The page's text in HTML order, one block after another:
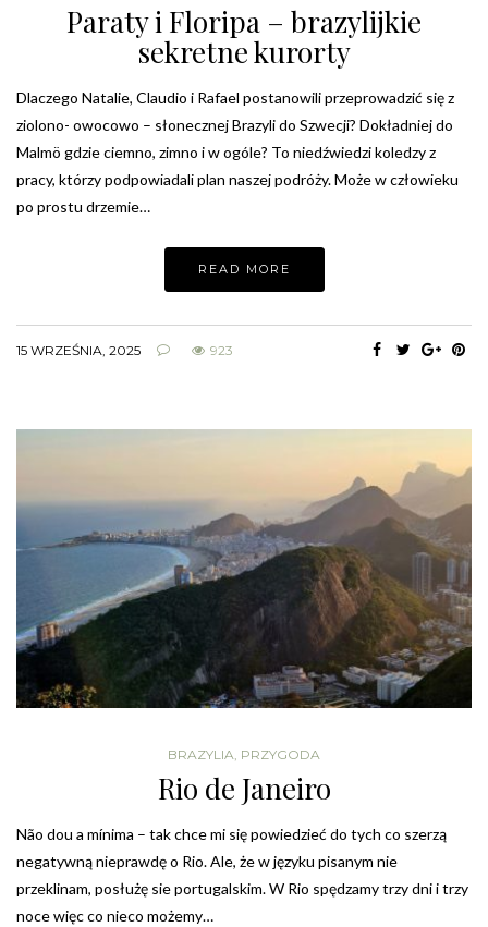
Paraty i Floripa – brazylijkie
sekretne kurorty
Dlaczego Natalie, Claudio i Rafael postanowili przeprowadzić się z
ziolono- owocowo – słonecznej Brazyli do Szwecji? Dokładniej do
Malmö gdzie ciemno, zimno i w ogóle? To niedźwiedzi koledzy z
pracy, którzy podpowiadali plan naszej podróży. Może w człowieku
po prostu drzemie…
READ MORE
15 WRZEŚNIA, 2025 923
BRAZYLIA, PRZYGODA
Rio de Janeiro
Não dou a mínima – tak chce mi się powiedzieć do tych co szerzą
negatywną nieprawdę o Rio. Ale, że w języku pisanym nie
przeklinam, posłużę sie portugalskim. W Rio spędzamy trzy dni i trzy
noce więc co nieco możemy…